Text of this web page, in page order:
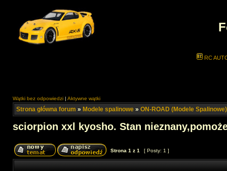
RC
Wątki bez odpowiedzi | Aktywne wątki
Strona główna forum » Modele spalinowe » ON-ROAD (Modele Spalinowe)
sciorpion xxl kyosho. Stan
Strona 1 z 1 [ Posty: 1 ]